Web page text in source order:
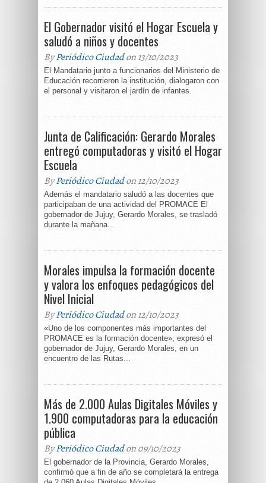
El Gobernador visitó el Hogar Escuela y
saludó a niños y docentes
ByPeriódico Ciudadon 13/10/2023
El Mandatario junto a funcionarios del Ministerio de
Educación recorrieron la institución, dialogaron con
el personal y visitaron el jardín de infantes.
Junta de Calificación: Gerardo Morales
entregó computadoras y visitó el Hogar
Escuela
ByPeriódico Ciudadon 12/10/2023
Además el mandatario saludó a las docentes que
participaban de una actividad del PROMACE El
gobernador de Jujuy, Gerardo Morales, se trasladó
durante la mañana...
Morales impulsa la formación docente
y valora los enfoques pedagógicos del
Nivel Inicial
ByPeriódico Ciudadon 12/10/2023
«Uno de los componentes más importantes del
PROMACE es la formación docente», expresó el
gobernador de Jujuy, Gerardo Morales, en un
encuentro de las Rutas...
Más de 2.000 Aulas Digitales Móviles y
1.900 computadoras para la educación
pública
ByPeriódico Ciudadon 09/10/2023
El gobernador de la Provincia, Gerardo Morales,
confirmó que a fin de año se completará la entrega